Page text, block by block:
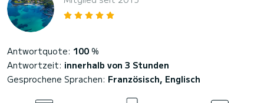
Antwortquote: 100 %
Antwortzeit: innerhalb von 3 Stunden
Gesprochene Sprachen: Französisch, Englisch